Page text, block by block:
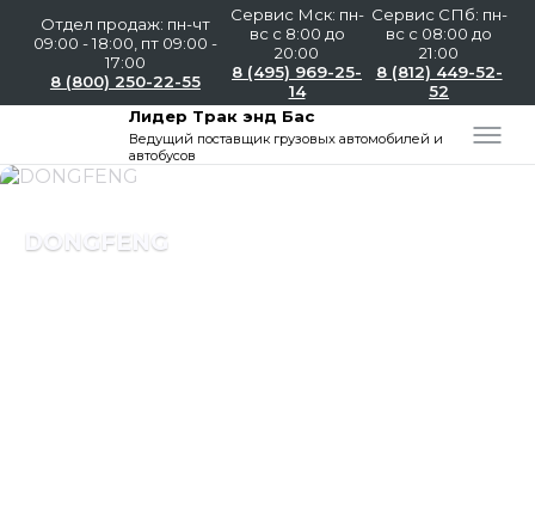
Отдел продаж: пн-чт
09:00 - 18:00, пт 09:00 -
17:00
8 (800) 250-22-55
Сервис Мск: пн-
вс с 8:00 до
20:00
8 (495) 969-25-
14
Сервис СПб: пн-
вс с 08:00 до
21:00
8 (812) 449-52-
52
Лидер Трак энд Бас
Ведущий поставщик грузовых автомобилей и
автобусов
Слайдшоу
DONGFENG